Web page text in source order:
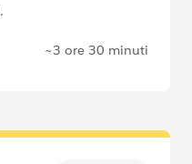
~3 ore 30 minuti